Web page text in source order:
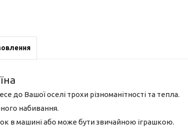
до Вашої оселі трохи різноманітності та тепла.
набивання.
в машині або може бути звичайною іграшкою.